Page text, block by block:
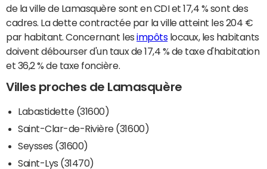
de la ville de Lamasquère sont en CDI et 17,4 % sont des
cadres. La dette contractée par la ville atteint les 204 €
par habitant. Concernant lesimpôtslocaux, les habitants
doivent débourser d'un taux de 17,4 % de taxe d'habitation
et 36,2 % de taxe foncière.
Villes proches de Lamasquère
Labastidette (31600)
Saint-Clar-de-Rivière (31600)
Seysses (31600)
Saint-Lys (31470)